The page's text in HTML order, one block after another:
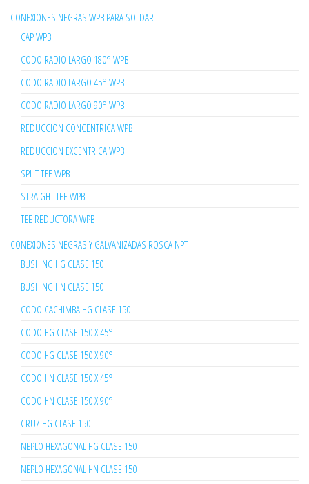
CONEXIONES NEGRAS WPB PARA SOLDAR
CAP WPB
CODO RADIO LARGO 180° WPB
CODO RADIO LARGO 45° WPB
CODO RADIO LARGO 90° WPB
REDUCCION CONCENTRICA WPB
REDUCCION EXCENTRICA WPB
SPLIT TEE WPB
STRAIGHT TEE WPB
TEE REDUCTORA WPB
CONEXIONES NEGRAS Y GALVANIZADAS ROSCA NPT
BUSHING HG CLASE 150
BUSHING HN CLASE 150
CODO CACHIMBA HG CLASE 150
CODO HG CLASE 150 X 45°
CODO HG CLASE 150 X 90°
CODO HN CLASE 150 X 45°
CODO HN CLASE 150 X 90°
CRUZ HG CLASE 150
NEPLO HEXAGONAL HG CLASE 150
NEPLO HEXAGONAL HN CLASE 150